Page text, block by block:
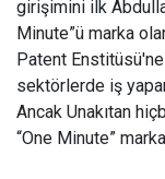
girişimini ilk
Minute”ü marka
Patent Enstitüsü'ne
sektörlerde iş
Ancak Unakıtan
“One Minute”